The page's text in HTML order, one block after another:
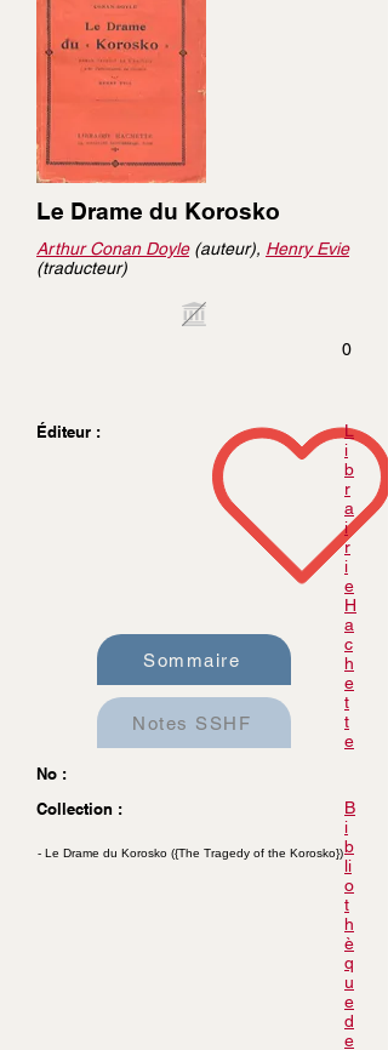
Le Drame du Korosko
Arthur Conan Doyle(auteur), Henry Evie
(traducteur)
0
Éditeur :
L
i
b
r
a
i
r
i
e
H
a
c
h
e
t
t
e
No :
Collection :
B
i
b
li
o
t
h
è
q
u
e
d
e
Sommaire
Notes SSHF
- Le Drame du Korosko ({The Tragedy of the Korosko})